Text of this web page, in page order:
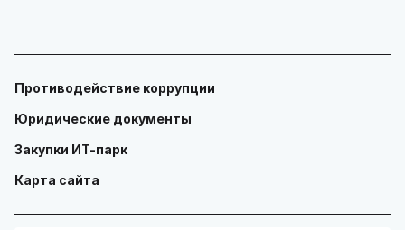
Противодействие коррупции
Юридические документы
Закупки ИТ-парк
Карта сайта